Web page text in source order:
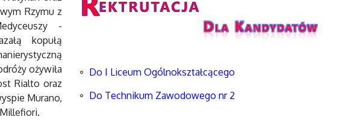
Rzymu z
-
kopułą
ożywiła
Rialto oraz
Murano,
Do I Liceum Ogólnokształcącego
Do Technikum Zawodowego nr 2